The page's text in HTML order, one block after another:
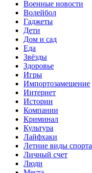
Военные новости
Волейбол
Гаджеты
Дети
Дом и сад
Еда
Звёзды
Здоровье
Игры
Импортозамещение
Интернет
Истории
Компании
Криминал
Культура
Лайфхаки
Летние виды спорта
Личный счет
Люди